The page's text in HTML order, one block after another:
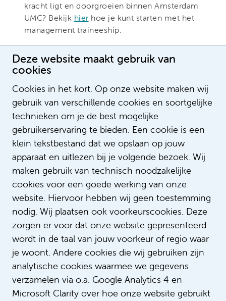
Deze website maakt gebruik van
cookies
Cookies in het kort. Op onze website maken wij
gebruik van verschillende cookies en soortgelijke
technieken om je de best mogelijke
gebruikerservaring te bieden. Een cookie is een
klein tekstbestand dat we opslaan op jouw
apparaat en uitlezen bij je volgende bezoek. Wij
maken gebruik van technisch noodzakelijke
cookies voor een goede werking van onze
website. Hiervoor hebben wij geen toestemming
nodig. Wij plaatsen ook voorkeurscookies. Deze
zorgen er voor dat onze website gepresenteerd
wordt in de taal van jouw voorkeur of regio waar
je woont. Andere cookies die wij gebruiken zijn
analytische cookies waarmee we gegevens
verzamelen via o.a. Google Analytics 4 en
Microsoft Clarity over hoe onze website gebruikt
kracht ligt en doorgroeien binnen Amsterdam
UMC? Bekijk hierhoe je kunt starten met het
management traineeship.
Lees meer verhalen
Wijze rot Lodi Sittrop: ‘Ik heb